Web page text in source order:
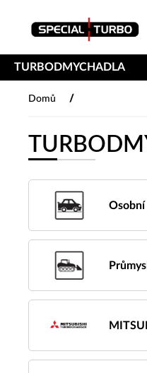
TURBODMYCHADLA
Domů /
Osobní